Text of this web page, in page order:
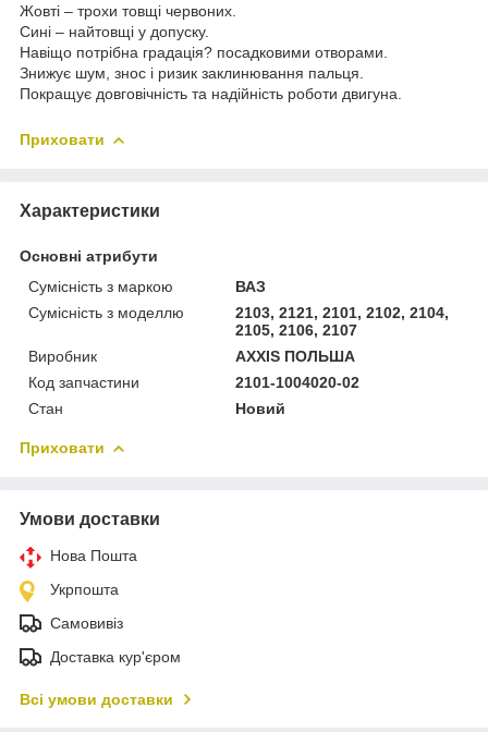
Жовті – трохи товщі червоних.
Сині – найтовщі у допуску.
Навіщо потрібна градація? посадковими отворами.
Знижує шум, знос і ризик заклинювання пальця.
Покращує довговічність та надійність роботи двигуна.
Приховати
Характеристики
Основні атрибути
Сумісність з маркою
ВАЗ
Сумісність з моделлю
2103, 2121, 2101, 2102, 2104,
2105, 2106, 2107
Виробник
AXXIS ПОЛЬША
Код запчастини
2101-1004020-02
Стан
Новий
Приховати
Умови доставки
Нова Пошта
Укрпошта
Самовивіз
Доставка кур'єром
Всі умови доставки